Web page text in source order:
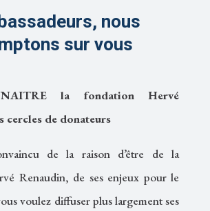
nous
sur vous
la fondation Hervé
cercles de donateurs
de la raison d’être de la
Renaudin, de ses enjeux pour le
voulez diffuser plus largement ses